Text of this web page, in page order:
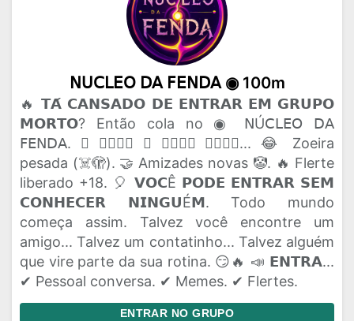
𝖭𝖴𝖢𝖫𝖤𝖮 𝖣𝖠 𝖥𝖤𝖭𝖣𝖠 ◉ 100m
🔥 𝗧𝗔́ 𝗖𝗔𝗡𝗦𝗔𝗗𝗢 𝗗𝗘 𝗘𝗡𝗧𝗥𝗔𝗥 𝗘𝗠 𝗚𝗥𝗨𝗣𝗢
𝗠𝗢𝗥𝗧𝗢? Então cola no ◉ 𝖭Ú𝖢𝖫𝖤𝖮 𝖣𝖠
𝖥𝖤𝖭𝖣𝖠. 🫟 𝗔𝗤𝗨𝗜 𝗢 𝗣𝗔𝗣𝗢 𝗙𝗟𝗨𝗜... 😂 Zoeira
pesada (☠️🫣). 🤝 Amizades novas 🤡. 🔥 Flerte
liberado +18. 🎈 𝗩𝗢𝗖Ê 𝗣𝗢𝗗𝗘 𝗘𝗡𝗧𝗥𝗔𝗥 𝗦𝗘𝗠
𝗖𝗢𝗡𝗛𝗘𝗖𝗘𝗥 𝗡𝗜𝗡𝗚𝗨É𝗠. Todo mundo
começa assim. Talvez você encontre um
amigo... Talvez um contatinho... Talvez alguém
que vire parte da sua rotina. 😏🔥 📣 𝗘𝗡𝗧𝗥𝗔...
✔ Pessoal conversa. ✔ Memes. ✔ Flertes.
ENTRAR NO GRUPO